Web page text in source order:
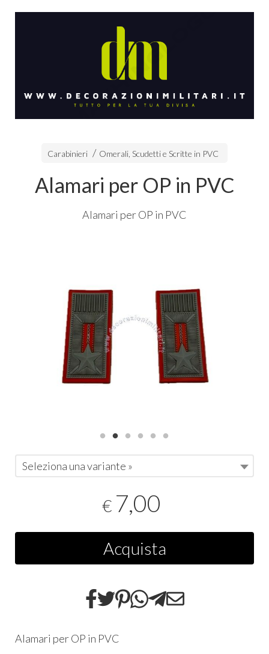
Carabinieri Omerali, Scudetti e Scritte in PVC
Alamari per OP in PVC
Alamari per OP in PVC
Seleziona una variante »
€ 7,00
Acquista
Alamari per OP in PVC